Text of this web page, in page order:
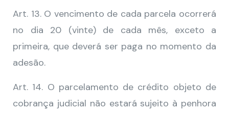
Art. 13. O vencimento de cada parcela ocorrerá
no dia 20 (vinte) de cada mês, exceto a
primeira, que deverá ser paga no momento da
adesão.
Art. 14. O parcelamento de crédito objeto de
cobrança judicial não estará sujeito à penhora